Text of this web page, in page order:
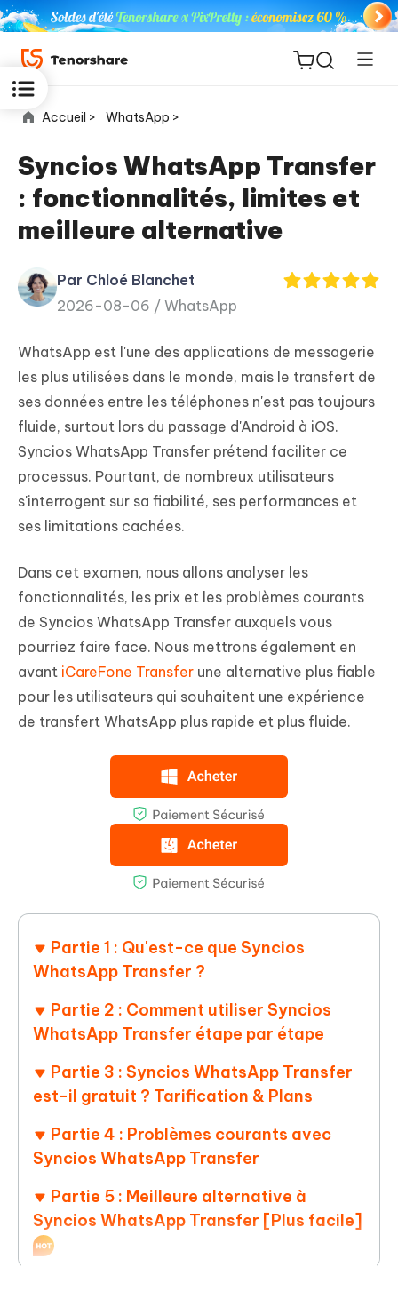
ReiBoot
for iOS
PDNob
PDF
New
iAnyGo
Accueil > WhatsApp >
Syncios WhatsApp Transfer
: fonctionnalités, limites et
meilleure alternative
Par Chloé Blanchet
2026-08-06 / WhatsApp
WhatsApp est l'une des applications de messagerie
les plus utilisées dans le monde, mais le transfert de
ses données entre les téléphones n'est pas toujours
fluide, surtout lors du passage d'Android à iOS.
Syncios WhatsApp Transfer prétend faciliter ce
processus. Pourtant, de nombreux utilisateurs
s'interrogent sur sa fiabilité, ses performances et
ses limitations cachées.
Dans cet examen, nous allons analyser les
fonctionnalités, les prix et les problèmes courants
de Syncios WhatsApp Transfer auxquels vous
pourriez faire face. Nous mettrons également en
avant iCareFone Transfer une alternative plus fiable
pour les utilisateurs qui souhaitent une expérience
de transfert WhatsApp plus rapide et plus fluide.
Partie 1 : Qu'est-ce que Syncios
WhatsApp Transfer ?
Partie 2 : Comment utiliser Syncios
WhatsApp Transfer étape par étape
Partie 3 : Syncios WhatsApp Transfer
est-il gratuit ? Tarification & Plans
Partie 4 : Problèmes courants avec
Syncios WhatsApp Transfer
Partie 5 : Meilleure alternative à
Syncios WhatsApp Transfer [Plus facile]